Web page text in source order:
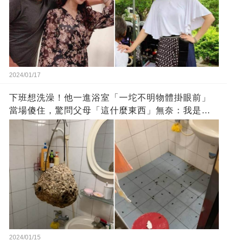
2024/01/17
下班想洗澡！他一進浴室「一坨不明物體掛眼前」
當場傻住，驚問父母「這什麼東西」無奈：我是親
生的嗎？
2024/01/15